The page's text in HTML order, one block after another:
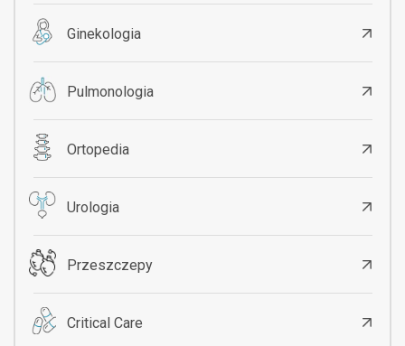
Ginekologia
Pulmonologia
Ortopedia
Urologia
Przeszczepy
Critical Care